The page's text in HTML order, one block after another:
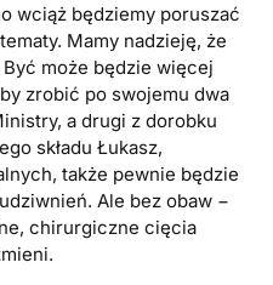
wciąż będziemy poruszać
Mamy nadzieję, że
może będzie więcej
zrobić po swojemu dwa
a drugi z dorobku
składu Łukasz,
także pewnie będzie
Ale bez obaw −
chirurgiczne cięcia